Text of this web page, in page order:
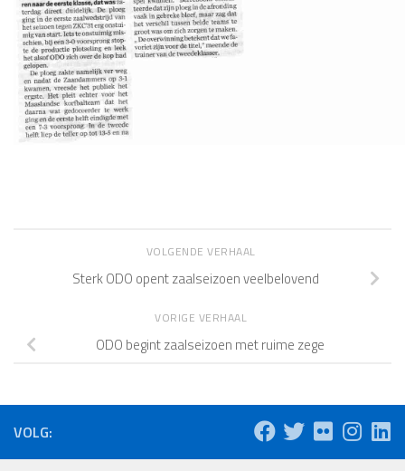
VOLGENDE VERHAAL
Sterk ODO opent zaalseizoen veelbelovend
VORIGE VERHAAL
ODO begint zaalseizoen met ruime zege
VOLG: